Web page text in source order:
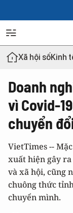
Xã hội sốKinh
Doanh
vì Covid-
chuyển
VietTimes --
xuất hiện gây
và xã hội, cũng
chuông thức
chuyển mình.